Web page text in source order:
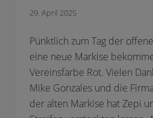
29. April 2025
Pünktlich zum Tag der
eine neue Markise
Vereinsfarbe Rot. Vielen
Mike Gonzales und die
der alten Markise hat Zepi